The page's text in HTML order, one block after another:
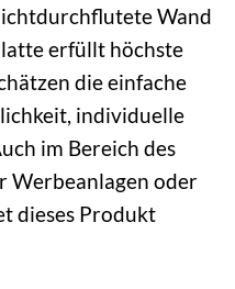
Wand
erfüllt höchste
die einfache
individuelle
im Bereich des
Werbeanlagen oder
dieses Produkt